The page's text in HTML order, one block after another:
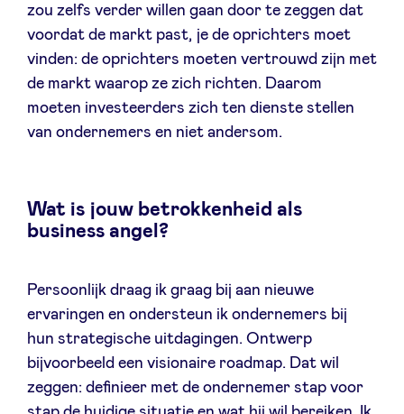
zou zelfs verder willen gaan door te zeggen dat
voordat de markt past, je de oprichters moet
vinden: de oprichters moeten vertrouwd zijn met
de markt waarop ze zich richten. Daarom
moeten investeerders zich ten dienste stellen
van ondernemers en niet andersom.
Wat is jouw betrokkenheid als
business angel?
Persoonlijk draag ik graag bij aan nieuwe
ervaringen en ondersteun ik ondernemers bij
hun strategische uitdagingen. Ontwerp
bijvoorbeeld een visionaire roadmap. Dat wil
zeggen: definieer met de ondernemer stap voor